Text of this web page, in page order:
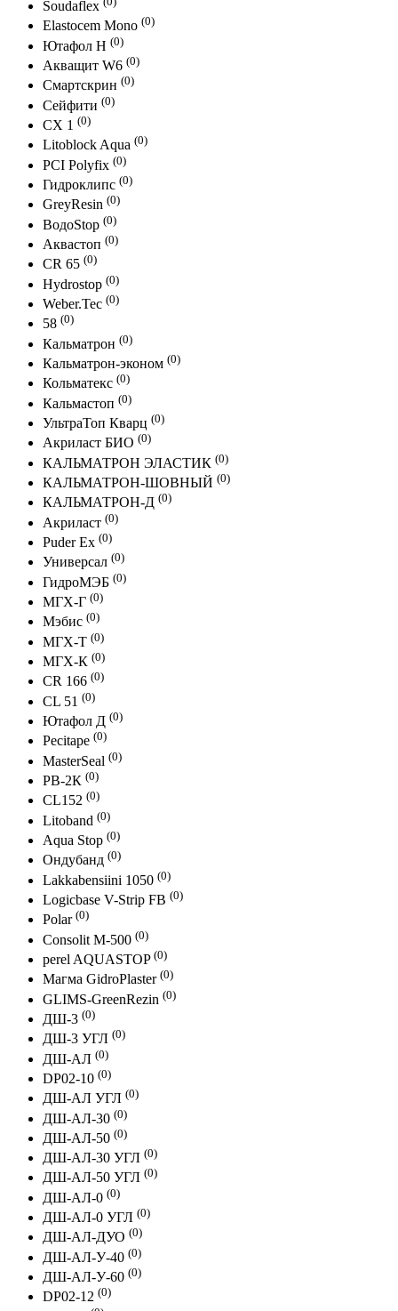
Soudaflex
Elastocem Mono (0)
Ютафол Н (0)
Акващит W6 (0)
Смартскрин (0)
Сейфити (0)
СХ 1 (0)
Litoblock Aqua (0)
PCI Polyfix (0)
Гидроклипс (0)
GreyResin (0)
ВодоStop (0)
Аквастоп (0)
CR 65 (0)
Hydrostop (0)
Weber.Tec (0)
58 (0)
Кальматрон (0)
Кальматрон-эконом (0)
Кольматекс (0)
Кальмастоп (0)
УльтраТоп Кварц (0)
Акриласт БИО (0)
КАЛЬМАТРОН ЭЛАСТИК (0)
КАЛЬМАТРОН-ШОВНЫЙ (0)
КАЛЬМАТРОН-Д (0)
Акриласт (0)
Puder Ex (0)
Универсал (0)
ГидроМЭБ (0)
МГХ-Г (0)
Мэбис (0)
МГХ-Т (0)
МГХ-К (0)
CR 166 (0)
CL 51 (0)
Ютафол Д (0)
Pecitape (0)
MasterSeal (0)
PB-2К (0)
CL152 (0)
Litoband (0)
Aqua Stop (0)
Ондубанд (0)
Lakkabensiini 1050 (0)
Logicbase V-Strip FB (0)
Polar (0)
Consolit M-500 (0)
perel AQUASTOP (0)
Магма GidroPlaster (0)
GLIMS-GreenRezin (0)
ДШ-3 (0)
ДШ-3 УГЛ (0)
ДШ-АЛ (0)
DP02-10 (0)
ДШ-АЛ УГЛ (0)
ДШ-АЛ-30 (0)
ДШ-АЛ-50 (0)
ДШ-АЛ-30 УГЛ (0)
ДШ-АЛ-50 УГЛ (0)
ДШ-АЛ-0 (0)
ДШ-АЛ-0 УГЛ (0)
ДШ-АЛ-ДУО (0)
ДШ-АЛ-У-40 (0)
ДШ-АЛ-У-60 (0)
DP02-12 (0)